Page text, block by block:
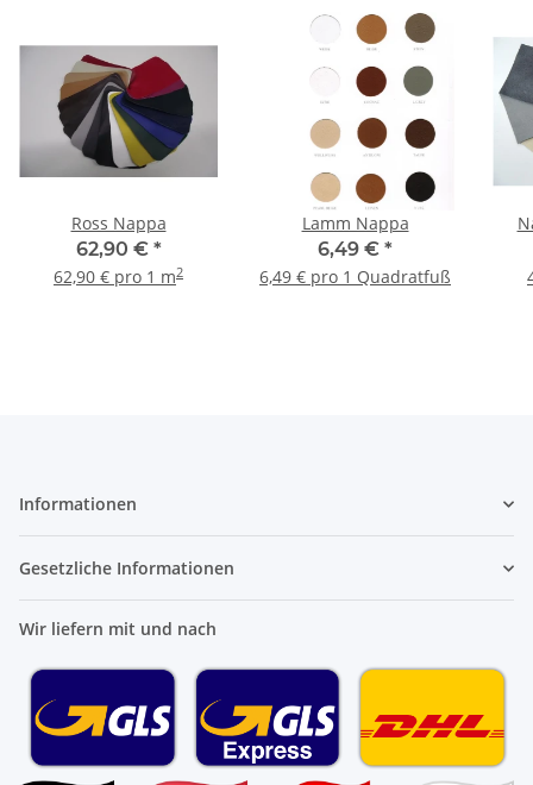
Ross Nappa
62,90 € *
62,90 € pro 1 m2
Lamm Nappa
6,49 € *
6,49 € pro 1 Quadratfuß
Informationen
Gesetzliche Informationen
Wir liefern mit und nach